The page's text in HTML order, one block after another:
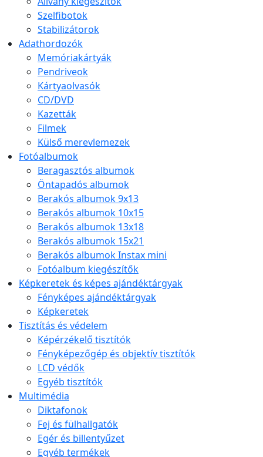
Szelfibotok
Stabilizátorok
Adathordozók
Memóriakártyák
Pendriveok
Kártyaolvasók
CD/DVD
Kazetták
Filmek
Külső merevlemezek
Fotóalbumok
Beragasztós albumok
Öntapadós albumok
Berakós albumok 9x13
Berakós albumok 10x15
Berakós albumok 13x18
Berakós albumok 15x21
Berakós albumok Instax mini
Fotóalbum kiegészítők
Képkeretek és képes ajándéktárgyak
Fényképes ajándéktárgyak
Képkeretek
Tisztítás és védelem
Képérzékelő tisztítók
Fényképezőgép és objektív tisztítók
LCD védők
Egyéb tisztítók
Multimédia
Diktafonok
Fej és fülhallgatók
Egér és billentyűzet
Egyéb termékek